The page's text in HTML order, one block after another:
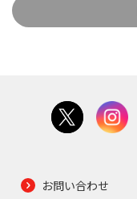
お問い合わせ